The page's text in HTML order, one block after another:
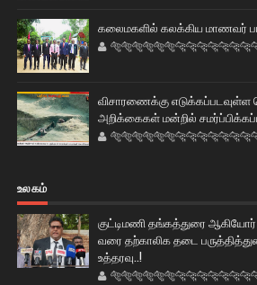
கலைமகளில் கலக்கிய மாணவர்
விசாரணைக்கு
அறிக்கைகள் மன்றில்
உலகம்
குட்டிமணி தங்கத்துரை ஆகியோர்
வரை தற்காலிக தடை
உத்தரவு..!